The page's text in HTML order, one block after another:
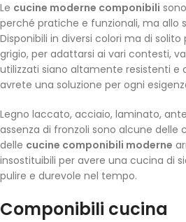
Le cucine moderne componibili
perché pratiche e funzionali, ma allo
Disponibili in diversi colori ma di
grigio, per adattarsi ai vari contesti,
utilizzati siano altamente resistenti e
avrete una soluzione per ogni
Legno laccato, acciaio, laminato,
assenza di fronzoli sono alcune
delle cucine componibili moderne
insostituibili per avere una cucina di
pulire e durevole nel tempo.
Componibili cucina